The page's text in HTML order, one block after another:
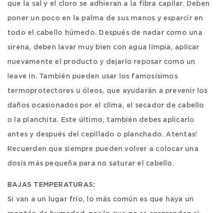
que la sal y el cloro se adhieran a la fibra capilar. Deben
poner un poco en la palma de sus manos y esparcir en
todo el cabello húmedo. Después de nadar como una
sirena, deben lavar muy bien con agua limpia, aplicar
nuevamente el producto y dejarlo reposar como un
leave in. También pueden usar los famosísimos
termoprotectores u óleos, que ayudarán a prevenir los
daños ocasionados por el clima, el secador de cabello
o la planchita. Este último, también debes aplicarlo
antes y después del cepillado o planchado. Atentas!
Recuerden que siempre pueden volver a colocar una
dosis más pequeña para no saturar el cabello.
BAJAS TEMPERATURAS:
Si van a un lugar frío, lo más común es que haya un